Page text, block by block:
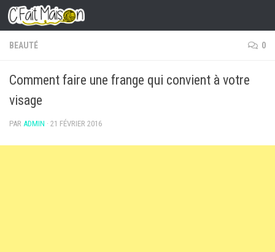
Skip to content
BEAUTÉ 0
Comment faire une frange qui convient à votre
visage
PAR ADMIN · 21 FÉVRIER 2016